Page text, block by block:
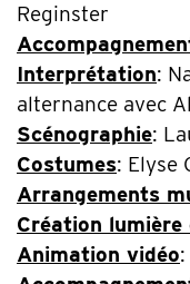
Reginster
Interprétation:
alternance avec
Scénographie:
Costumes: Elyse
Arrangements
Création lumière
Animation vidéo